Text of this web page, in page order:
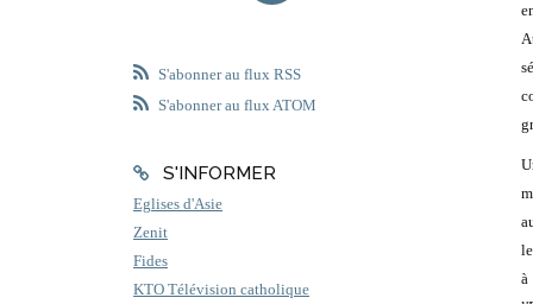
S'abonner au flux RSS
S'abonner au flux ATOM
S'INFORMER
Eglises d'Asie
Zenit
Fides
KTO Télévision catholique
à